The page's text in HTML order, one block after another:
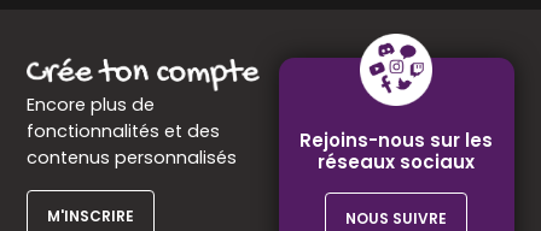
Encore plus de
fonctionnalités et des
contenus personnalisés
M'INSCRIRE
Rejoins-nous sur les
réseaux sociaux
NOUS SUIVRE